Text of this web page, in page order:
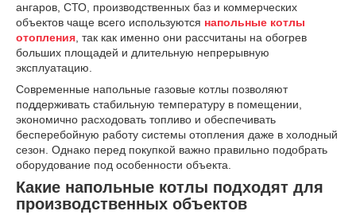
ангаров, СТО, производственных баз и коммерческих
объектов чаще всего используются напольные котлы
отопления , так как именно они рассчитаны на обогрев
больших площадей и длительную непрерывную
эксплуатацию.
Современные напольные газовые котлы позволяют
поддерживать стабильную температуру в помещении,
экономично расходовать топливо и обеспечивать
бесперебойную работу системы отопления даже в холодный
сезон. Однако перед покупкой важно правильно подобрать
оборудование под особенности объекта.
Какие напольные котлы подходят для
производственных объектов